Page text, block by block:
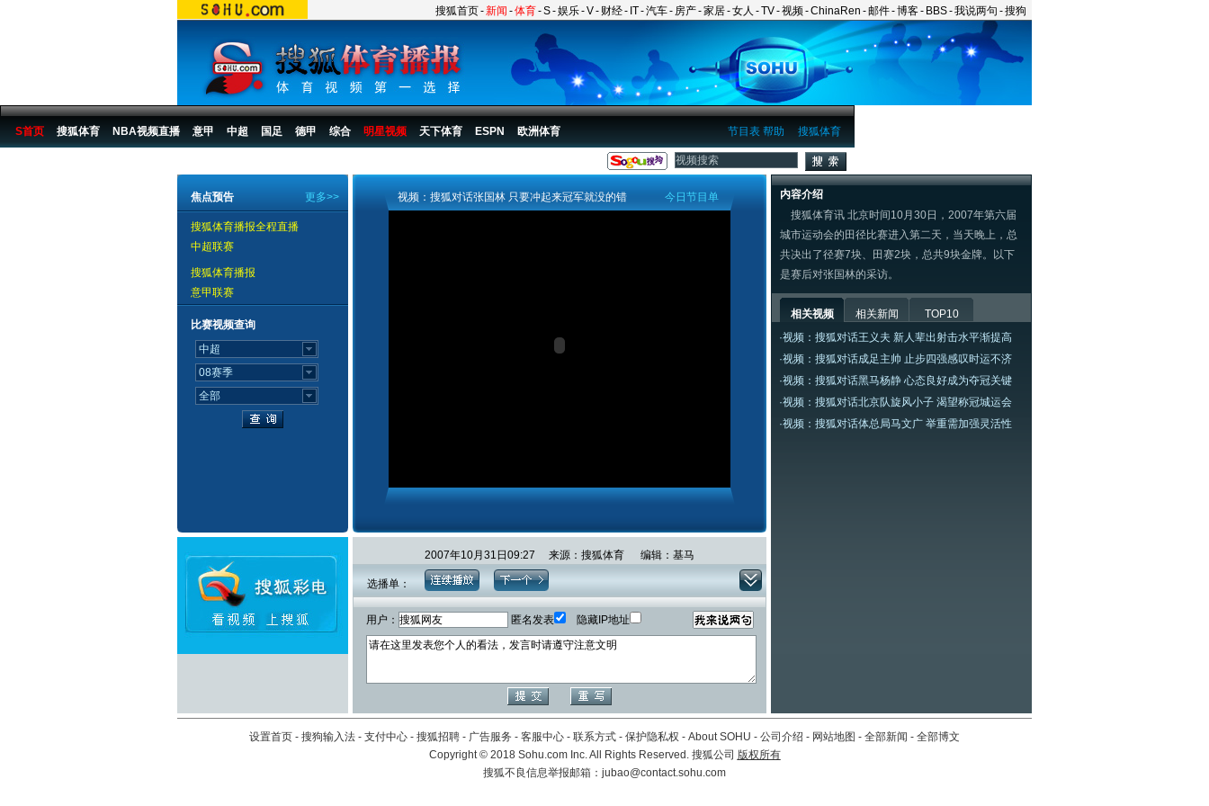
搜狐首页-新闻 -体育-S-娱乐-V- 财经- IT-汽车- 房产-家居-女人 -TV-视频-ChinaRen -邮件-博客- BBS-我说两句 -搜狗
搜狐体育
节目表 帮助
S首页 搜狐体育 NBA视频直播 意甲 中超 国足 德甲 综合 明星视频 天下体育 ESPN 欧洲体育
更多>>
焦点预告
搜狐体育播报全程直播
中超联赛
搜狐体育播报
意甲联赛
比赛视频查询
今日节目单
视频：搜狐对话张国林 只要冲起来冠军就没的错
2007年10月31日09:27 来源：搜狐体育 编辑：基马
选播单：
用户： 匿名发表 隐藏IP地址
内容介绍
搜狐体育讯 北京时间10月30日，2007年第六届
城市运动会的田径比赛进入第二天，当天晚上，总
共决出了径赛7块、田赛2块，总共9块金牌。以下
是赛后对张国林的采访。
相关视频 相关新闻
TOP10
·视频：搜狐对话王义夫 新人辈出射击水平渐提高
·视频：搜狐对话成足主帅 止步四强感叹时运不济
·视频：搜狐对话黑马杨静 心态良好成为夺冠关键
·视频：搜狐对话北京队旋风小子 渴望称冠城运会
·视频：搜狐对话体总局马文广 举重需加强灵活性
设置首页 - 搜狗输入法 - 支付中心 - 搜狐招聘 - 广告服务 - 客服中心 - 联系方式 - 保护隐私权 - About SOHU - 公司介绍 - 网站地图 - 全部新闻 - 全部博文
Copyright©2018 Sohu.com Inc. All Rights Reserved. 搜狐公司 版权所有
搜狐不良信息举报邮箱： jubao@contact.sohu.com